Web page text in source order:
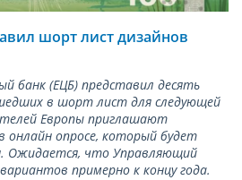
шорт лист дизайнов
банк (ЕЦБ) представил десять
в шорт лист для следующей
Европы приглашают
онлайн опросе, который будет
Ожидается, что Управляющий
примерно к концу года.